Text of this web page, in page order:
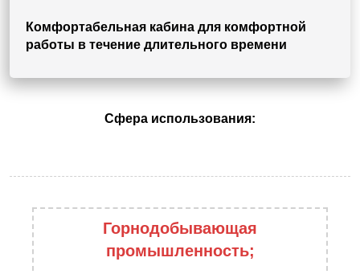
Комфортабельная кабина для комфортной
работы в течение длительного времени
Сфера использования:
Горнодобывающая
промышленность;